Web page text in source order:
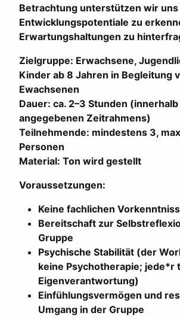
Betrachtung unterstützen wir
Entwicklungspotentiale zu
Erwartungshaltungen zu
Zielgruppe: Erwachsene,
Kinder ab 8 Jahren in Begleitung
Ewachsenen
Dauer: ca. 2–3 Stunden
angegebenen Zeitrahmens)
Teilnehmende: mindestens 3,
Personen
Material: Ton wird gestellt
Voraussetzungen:
Keine fachlichen
Bereitschaft zur
Gruppe
Psychische Stabilität (der
keine Psychotherapie; jede*r
Eigenverantwortung)
Einfühlungsvermögen und
Umgang in der Gruppe